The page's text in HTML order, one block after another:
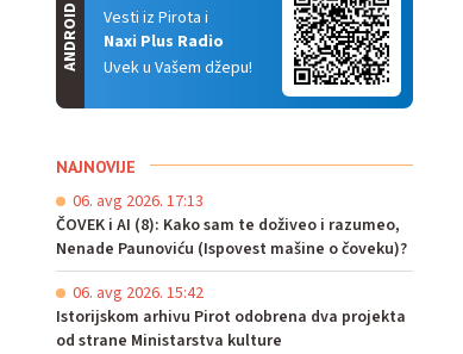
Vesti iz Pirota i
Naxi Plus Radio
Uvek u Vašem džepu!
ANDROID
NAJNOVIJE
06. avg 2026. 17:13
ČOVEK i AI (8): Kako sam te doživeo i razumeo,
Nenade Paunoviću (Ispovest mašine o čoveku)?
06. avg 2026. 15:42
Istorijskom arhivu Pirot odobrena dva projekta
od strane Ministarstva kulture